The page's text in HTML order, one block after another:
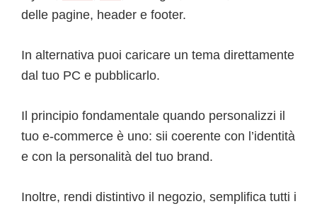
delle pagine, header e footer.
In alternativa puoi caricare un tema direttamente
dal tuo PC e pubblicarlo.
Il principio fondamentale quando personalizzi il
tuo e-commerce è uno: sii coerente con l’identità
e con la personalità del tuo brand.
Inoltre, rendi distintivo il negozio, semplifica tutti i